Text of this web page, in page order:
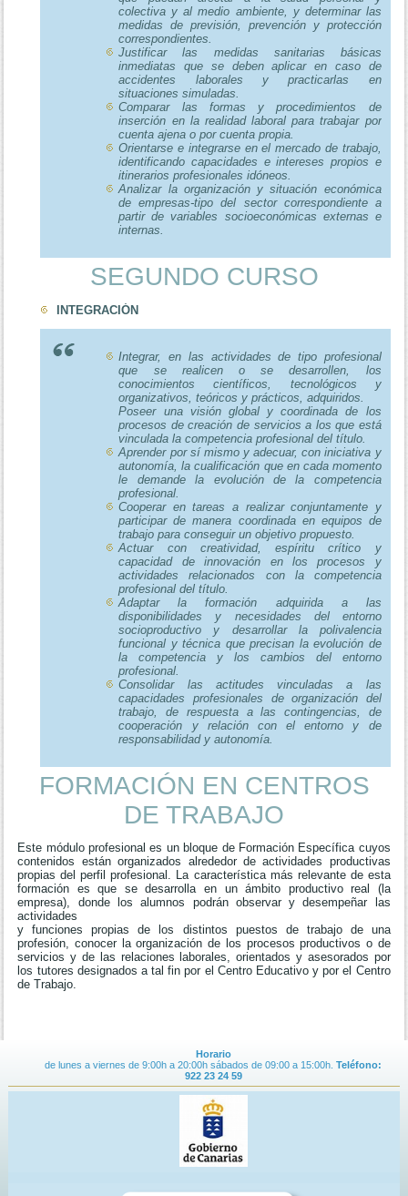
colectiva y al medio ambiente, y determinar las
medidas de previsión, prevención y protección
correspondientes.
Justificar las medidas sanitarias básicas
inmediatas que se deben aplicar en caso de
accidentes laborales y practicarlas en
situaciones simuladas.
Comparar las formas y procedimientos de
inserción en la realidad laboral para trabajar por
cuenta ajena o por cuenta propia.
Orientarse e integrarse en el mercado de trabajo,
identificando capacidades e intereses propios e
itinerarios profesionales idóneos.
Analizar la organización y situación económica
de empresas-tipo del sector correspondiente a
partir de variables socioeconómicas externas e
internas.
SEGUNDO CURSO
INTEGRACIÓN
Integrar, en las actividades de tipo profesional
que se realicen o se desarrollen, los
conocimientos científicos, tecnológicos y
organizativos, teóricos y prácticos, adquiridos.
Poseer una visión global y coordinada de los
procesos de creación de servicios a los que está
vinculada la competencia profesional del título.
Aprender por sí mismo y adecuar, con iniciativa y
autonomía, la cualificación que en cada momento
le demande la evolución de la competencia
profesional.
Cooperar en tareas a realizar conjuntamente y
participar de manera coordinada en equipos de
trabajo para conseguir un objetivo propuesto.
Actuar con creatividad, espíritu crítico y
capacidad de innovación en los procesos y
actividades relacionados con la competencia
profesional del título.
Adaptar la formación adquirida a las
disponibilidades y necesidades del entorno
socioproductivo y desarrollar la polivalencia
funcional y técnica que precisan la evolución de
la competencia y los cambios del entorno
profesional.
Consolidar las actitudes vinculadas a las
capacidades profesionales de organización del
trabajo, de respuesta a las contingencias, de
cooperación y relación con el entorno y de
responsabilidad y autonomía.
FORMACIÓN EN CENTROS
DE TRABAJO
Este módulo profesional es un bloque de Formación Específica cuyos
contenidos están organizados alrededor de actividades productivas
propias del perfil profesional. La característica más relevante de esta
formación es que se desarrolla en un ámbito productivo real (la
empresa), donde los alumnos podrán observar y desempeñar las
actividades
y funciones propias de los distintos puestos de trabajo de una
profesión, conocer la organización de los procesos productivos o de
servicios y de las relaciones laborales, orientados y asesorados por
los tutores designados a tal fin por el Centro Educativo y por el Centro
de Trabajo.
Horario
de lunes a viernes de 9:00h a 20:00h sábados de 09:00 a 15:00h. Teléfono:
922 23 24 59